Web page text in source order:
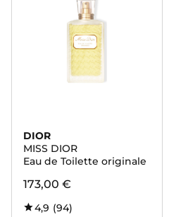
DIOR
MISS DIOR
Eau de Toilette originale
173,00 €
4,9 (94)